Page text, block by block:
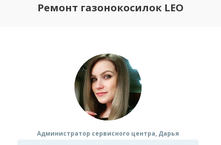
Ремонт газонокосилок LEO
Администратор сервисного центра, Дарья